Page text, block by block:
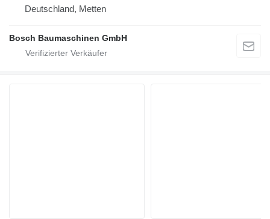
Deutschland, Metten
Bosch Baumaschinen GmbH